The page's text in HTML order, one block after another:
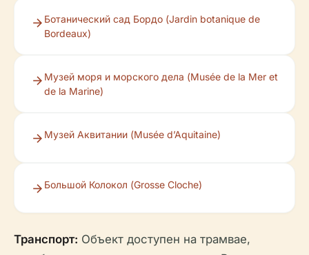
Ботанический сад Бордо (Jardin botanique de
Bordeaux)
Музей моря и морского дела (Musée de la Mer et
de la Marine)
Музей Аквитании (Musée d’Aquitaine)
Большой Колокол (Grosse Cloche)
Транспорт: Объект доступен на трамвае,